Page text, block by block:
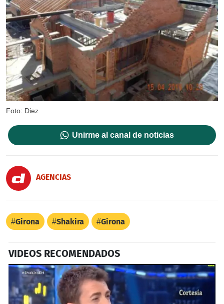
Foto: Diez
Unirme al canal de noticias
AGENCIAS
Girona Shakira Girona
VIDEOS RECOMENDADOS